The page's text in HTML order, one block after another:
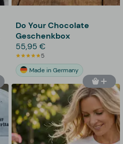
Do Your Chocolate
Geschenkbox
55,95 €
5
Made in Germany